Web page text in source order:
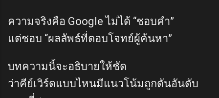
ความจริงคือ Google ไม่ได้ “ชอบคำ”
แต่ชอบ “ผลลัพธ์ที่ตอบโจทย์ผู้ค้นหา”
บทความนี้จะอธิบายให้ชัด
ว่าคีย์เวิร์ดแบบไหนมีแนวโน้มถูกดันอันดับ